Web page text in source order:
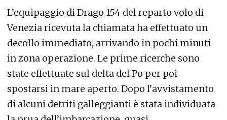
L’equipaggio di Drago 154 del reparto volo di
Venezia ricevuta la chiamata ha effettuato un
decollo immediato, arrivando in pochi minuti
in zona operazione. Le prime ricerche sono
state effettuate sul delta del Po per poi
spostarsi in mare aperto. Dopo l’avvistamento
di alcuni detriti galleggianti è stata individuata